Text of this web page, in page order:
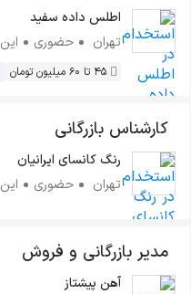
اطلس داده سفید
تهران
حضوری
45 تا 60 میلیون تومان
کارشناس بازرگانی
رنگ کانسای ایرانیان
تهران
حضوری
مدیر بازرگانی و فروش
آهن پیشتاز